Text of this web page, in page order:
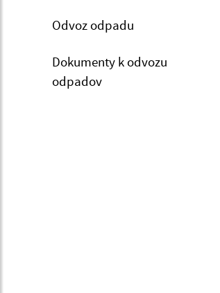
Odvoz odpadu
Dokumenty k odvozu
odpadov